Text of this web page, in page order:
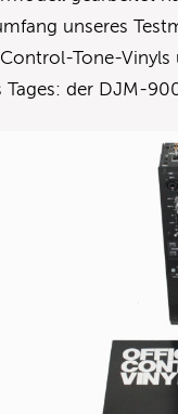
unseres
Tone-
Tages: der DJM-